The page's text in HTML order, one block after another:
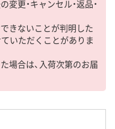
更・キャンセル・返品・
きないことが判明した
いただくことがありま
場合は、入荷次第のお届